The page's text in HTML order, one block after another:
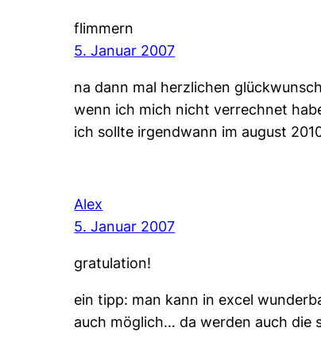
flimmern
5. Januar 2007
na dann mal herzlichen
wenn ich mich nicht verrechnet
ich sollte irgendwann im august
Alex
5. Januar 2007
gratulation!
ein tipp: man kann in excel
auch möglich… da werden auch die